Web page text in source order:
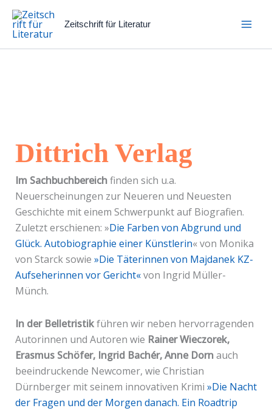
Zum
Inhalt
springen
Zeitschrift für Literatur
Dittrich Verlag
Im Sachbuchbereichfinden sich u.a.
Neuerscheinungen zur Neueren und Neuesten
Geschichte mit einem Schwerpunkt auf Biografien.
Zuletzt erschienen: »Die Farben von Abgrund und
Glück. Autobiographie einer Künstlerin« von Monika
von Starck sowie »Die Täterinnen von Majdanek KZ-
Aufseherinnen vor Gericht«von Ingrid Müller-
Münch.
In der Belletristikführen wir neben hervorragenden
Autorinnen und Autoren wie Rainer Wieczorek,
Erasmus Schöfer, Ingrid Bachér, Anne Dornauch
beeindruckende Newcomer, wie Christian
Dürnberger mit seinem innovativen Krimi »Die Nacht
der Fragen und der Morgen danach. Ein Roadtrip